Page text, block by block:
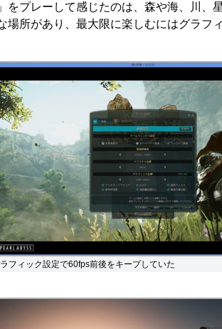
プレーして感じたのは、森や海、川、
場所があり、最大限に楽しむにはグラフ
フィック設定で60fps前後をキープしていた